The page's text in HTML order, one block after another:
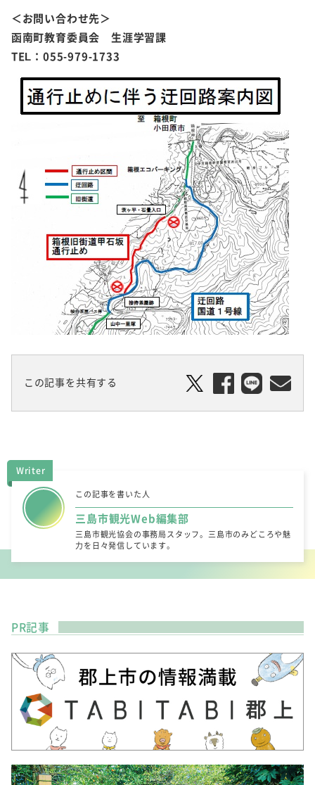
＜お問い合わせ先＞
函南町教育委員会 生涯学習課
TEL：055-979-1733
この記事を共有する
Writer
この記事を書いた人
三島市観光Web編集部
三島市観光協会の事務局スタッフ。三島市のみどころや魅
力を日々発信しています。
PR記事